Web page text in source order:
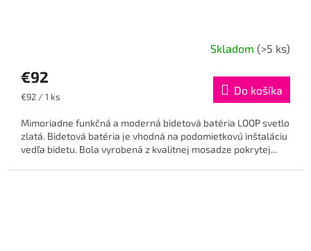
Skladom (>5 ks)
€92
Jednotková
€92 / 1 ks Do košíka
Mimoriadne funkčná a moderná bidetová batéria LOOP svetlo
zlatá. Bidetová batéria je vhodná na podomietkovú inštaláciu
vedľa bidetu. Bola vyrobená z kvalitnej mosadze pokrytej...